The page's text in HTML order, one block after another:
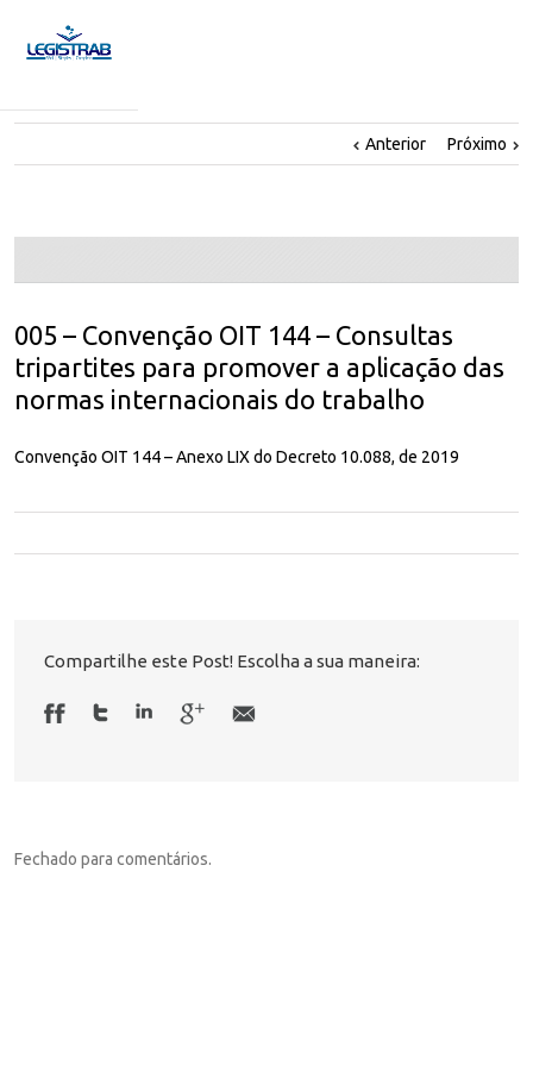
Anterior Próximo
005 – Convenção OIT 144 – Consultas
tripartites para promover a aplicação das
normas internacionais do trabalho
Convenção OIT 144 – Anexo LIX do Decreto 10.088, de 2019
Compartilhe este Post! Escolha a sua maneira:
Fechado para comentários.